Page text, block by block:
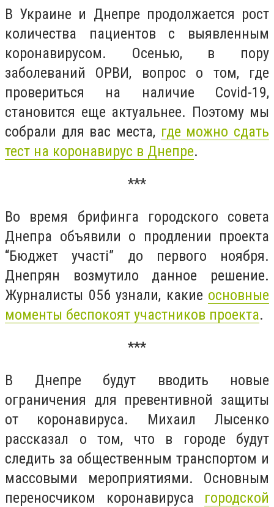
В Украине и Днепре продолжается рост
количества пациентов с выявленным
коронавирусом. Осенью, в пору
заболеваний ОРВИ, вопрос о том, где
провериться на наличие Covid-19,
становится еще актуальнее. Поэтому мы
собрали для вас места, где можно сдать
тест на коронавирус в Днепре.
***
Во время брифинга городского совета
Днепра объявили о продлении проекта
“Бюджет участі” до первого ноября.
Днепрян возмутило данное решение.
Журналисты 056 узнали, какие основные
моменты беспокоят участников проекта.
***
В Днепре будут вводить новые
ограничения для превентивной защиты
от коронавируса. Михаил Лысенко
рассказал о том, что в городе будут
следить за общественным транспортом и
массовыми мероприятиями. Основным
переносчиком коронавируса городской